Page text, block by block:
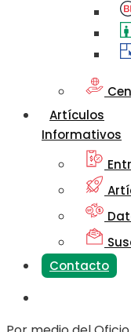
Artículos
Informativos
Contacto